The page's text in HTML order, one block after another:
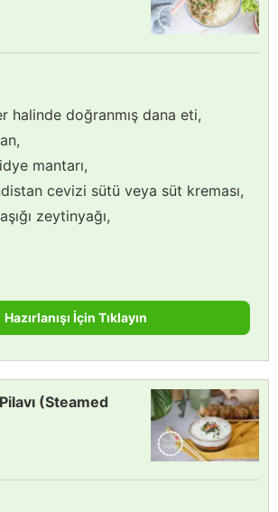
halinde doğranmış dana eti,
mantarı,
cevizi sütü veya süt kreması,
zeytinyağı,
Hazırlanışı İçin Tıklayın
(Steamed